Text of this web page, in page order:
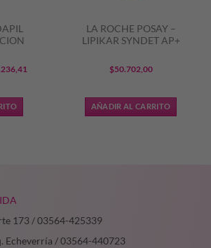
LA ROCHE POSAY –
LIPIKAR SYNDET AP+
$50.702,00
AÑADIR AL CARRITO
173 / 03564-425339
Echeverría / 03564-440723